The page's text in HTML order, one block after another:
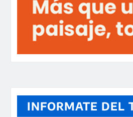
INFORMATE DEL